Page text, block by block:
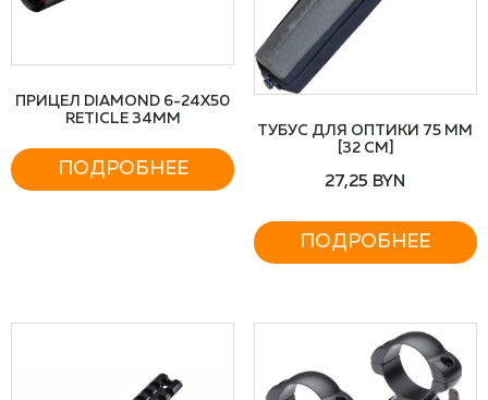
ПРИЦЕЛ DIAMOND 6-24X50
RETICLE 34MM
ПОДРОБНЕЕ
ТУБУС ДЛЯ ОПТИКИ 75 ММ
[32 СМ]
27,25 BYN
ПОДРОБНЕЕ